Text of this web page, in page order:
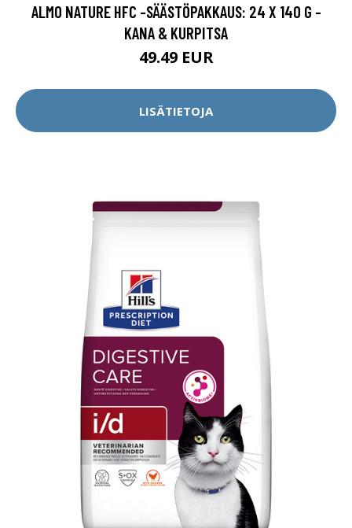
ALMO NATURE HFC -SÄÄSTÖPAKKAUS: 24 X 140 G -
KANA & KURPITSA
49.49 EUR
LISÄTIETOJA